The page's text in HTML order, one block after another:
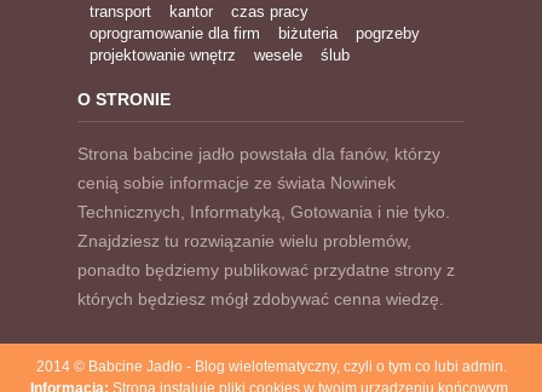
transport
kantor
czas pracy
oprogramowanie dla firm
biżuteria
pogrzeby
projektowanie wnętrz
wesele ślub
O STRONIE
Strona babcine jadło powstała dla fanów, którzy
cenią sobie informacje ze świata Nowinek
Technicznych, Informatyką, Gotowania i nie tyko.
Znajdziesz tu rozwiązanie wielu problemów,
ponadto będziemy publikować przydatne strony z
których będziesz mógł zdobywać cenna wiedzę.
2014 © Babcine Jadło - Blog wielotematyczny, czyli o tym co lubi admin.
Informacja: Strona instaluje pliki cookies w twoim urządzeniu końcowym.